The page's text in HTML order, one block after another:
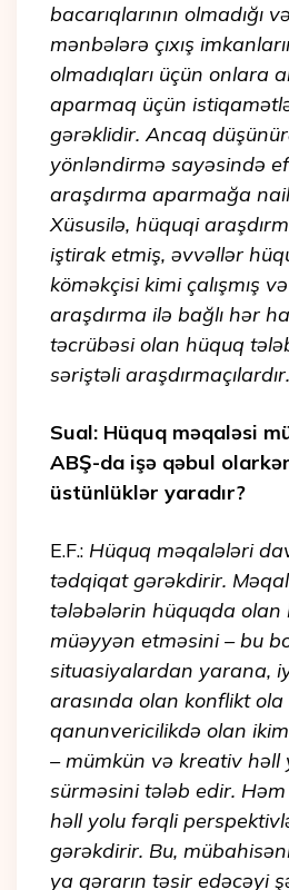
bacarıqlarının olmadığı
mənbələrə çıxış
olmadıqları üçün onlara
aparmaq üçün
gərəklidir. Ancaq
yönləndirmə sayəsində
araşdırma aparmağa
Xüsusilə, hüquqi
iştirak etmiş, əvvəllər
köməkçisi kimi çalışmış
araşdırma ilə bağlı hər
təcrübəsi olan hüquq
səriştəli araşdırmaçılardır.
Sual: Hüquq məqaləsi
ABŞ-da işə qəbul
üstünlüklər yaradır?
E.F.: Hüquq məqalələri
tədqiqat gərəkdirir.
tələbələrin hüquqda olan
müəyyən etməsini – bu
situasiyalardan yarana,
arasında olan konflikt
qanunvericilikdə olan
– mümkün və kreativ həll
sürməsini tələb edir.
həll yolu fərqli
gərəkdirir. Bu,
ya qərarın təsir edəcəyi